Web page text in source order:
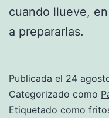
cuando llueve,
a prepararlas.
Publicada el 24
Categorizado como
Etiquetado como